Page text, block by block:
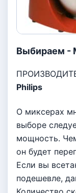
Выбираем -
Philips
О миксерах
выборе
мощность.
он будет
Если вы
подешевле,